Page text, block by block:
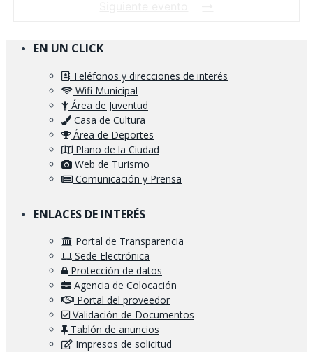
EN UN CLICK
Teléfonos y direcciones de interés
Wifi Municipal
Área de Juventud
Casa de Cultura
Área de Deportes
Plano de la Ciudad
Web de Turismo
Comunicación y Prensa
ENLACES DE INTERÉS
Portal de Transparencia
Sede Electrónica
Protección de datos
Agencia de Colocación
Portal del proveedor
Validación de Documentos
Tablón de anuncios
Impresos de solicitud